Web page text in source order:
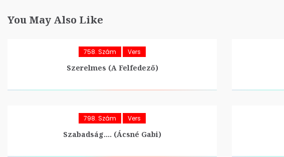
You May Also Like
758. Szám Vers
Szerelmes (A Felfedező)
798. Szám Vers
Szabadság…. (Ácsné Gabi)